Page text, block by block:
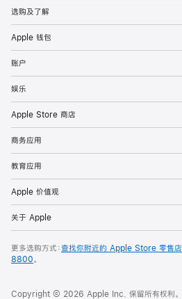
选购及了解
Apple 钱包
账户
娱乐
Apple Store 商店
商务应用
教育应用
Apple 价值观
关于 Apple
更多选购方式：查找你附近的 Apple Store 零售店
8800。
Copyright © 2026 Apple Inc. 保留所有权利。